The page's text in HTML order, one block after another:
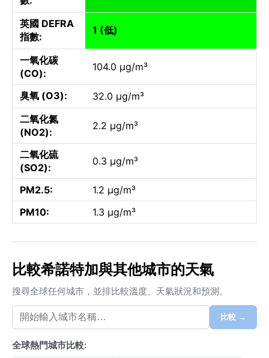
英國 DEFRA
指數:
1 (低)
一氧化碳
(CO):
104.0 µg/m³
臭氧 (O3):
32.0 µg/m³
二氧化氮
(NO2):
2.2 µg/m³
二氧化硫
(SO2):
0.3 µg/m³
PM2.5:
1.2 µg/m³
PM10:
1.3 µg/m³
比較希諾特加與其他城市的天氣
搜尋全球任何城市，並排比較溫度、天氣狀況和預測。
比較 →
全球熱門城市比較: